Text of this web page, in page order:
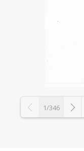
1/346